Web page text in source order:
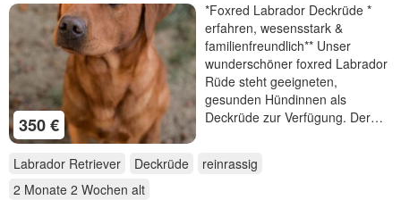
350 €
*Foxred Labrador Deckrüde *
erfahren, wesensstark &
familienfreundlich** Unser
wunderschöner foxred Labrador
Rüde steht geeigneten,
gesunden Hündinnen als
Deckrüde zur Verfügung. Der…
Labrador Retriever Deckrüde
reinrassig
2 Monate 2 Wochen alt